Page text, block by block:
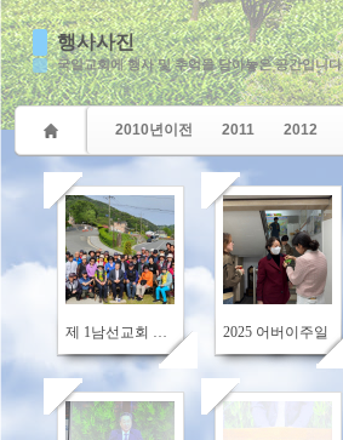
행사사진
국일교회에 행사 및 추억을 담아놓은 공간입니다
2010년이전 2011 2012
646
2025 어버이주일
654